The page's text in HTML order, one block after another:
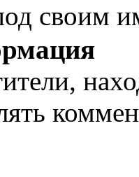
своим